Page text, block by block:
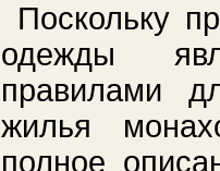
Поскольку
одежды
правилами
жилья
полное